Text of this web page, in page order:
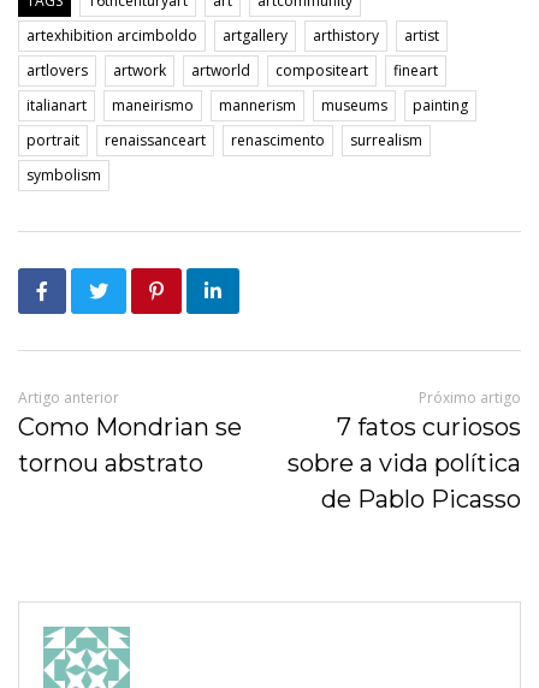
artexhibition arcimboldo
artgallery arthistory
artist
artlovers
artwork artworld compositeart
fineart
italianart
maneirismo mannerism museums
painting
portrait
renaissanceart renascimento
surrealism
symbolism
Artigo anterior
Como Mondrian se
tornou abstrato
Próximo artigo
7 fatos curiosos
sobre a vida política
de Pablo Picasso